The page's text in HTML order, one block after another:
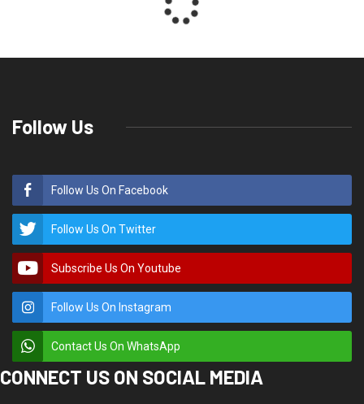
Follow Us
Follow Us On Facebook
Follow Us On Twitter
Subscribe Us On Youtube
Follow Us On Instagram
Contact Us On WhatsApp
CONNECT US ON SOCIAL MEDIA